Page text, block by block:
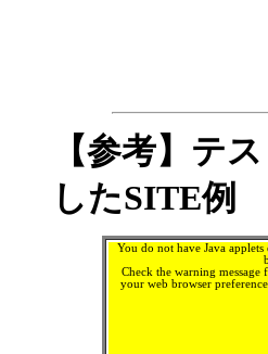
【参考】テ
したSITE例
You do not have Java
Check the warning
your web browser